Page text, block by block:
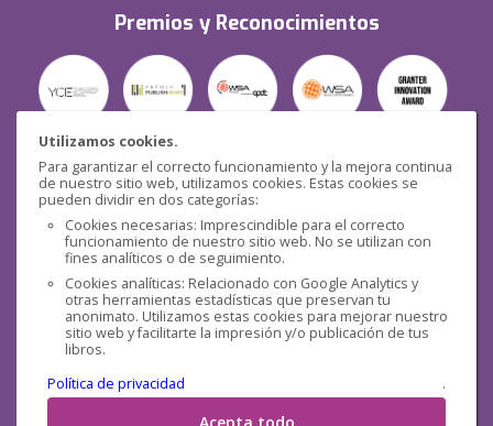
Utilizamos cookies.
Para garantizar el correcto funcionamiento y la mejora continua
de nuestro sitio web, utilizamos cookies. Estas cookies se
pueden dividir en dos categorías:
Cookies necesarias: Imprescindible para el correcto
funcionamiento de nuestro sitio web. No se utilizan con
fines analíticos o de seguimiento.
Cookies analíticas: Relacionado con Google Analytics y
otras herramientas estadísticas que preservan tu
anonimato. Utilizamos estas cookies para mejorar nuestro
sitio web y facilitarte la impresión y/o publicación de tus
libros.
Política de privacidad
.
Premios y Reconocimientos
Seguridad
Redes sociales